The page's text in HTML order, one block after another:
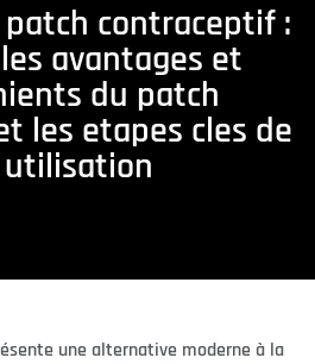
contraceptif :
avantages et
du patch
les etapes cles de
utilisation
une alternative moderne à la